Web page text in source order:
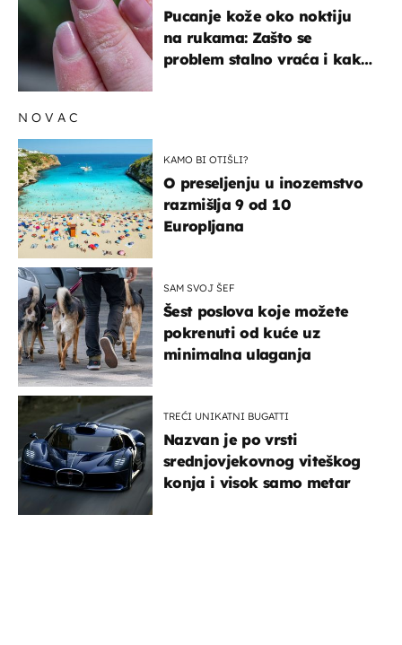
Pucanje kože oko noktiju
na rukama: Zašto se
problem stalno vraća i kako
NOVAC
KAMO BI OTIŠLI?
O preseljenju u inozemstvo
razmišlja 9 od 10
Europljana
SAM SVOJ ŠEF
Šest poslova koje možete
pokrenuti od kuće uz
minimalna ulaganja
TREĆI UNIKATNI BUGATTI
Nazvan je po vrsti
srednjovjekovnog viteškog
konja i visok samo metar